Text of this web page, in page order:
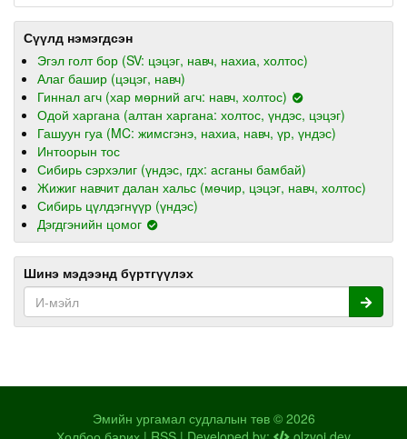
Сүүлд нэмэгдсэн
Эгэл голт бор (SV: цэцэг, навч, нахиа, холтос)
Алаг башир (цэцэг, навч)
Гиннал агч (хар мөрний агч: навч, холтос)
Одой харгана (алтан харгана: холтос, үндэс, цэцэг)
Гашуун гуа (MC: жимсгэнэ, нахиа, навч, үр, үндэс)
Интоорын тос
Сибирь сэрхэлиг (үндэс, гдх: асганы бамбай)
Жижиг навчит далан хальс (мөчир, цэцэг, навч, холтос)
Сибирь цүлдэгнүүр (үндэс)
Дэгдгэнийн цомог
Шинэ мэдээнд бүртгүүлэх
Эмийн ургамал судлалын төв © 2026